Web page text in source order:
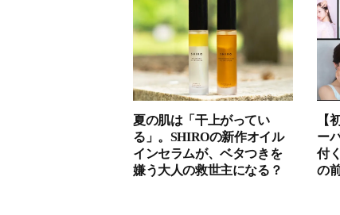
夏の肌は「干上がってい
る」。SHIROの新作オイル
インセラムが、ベタつきを
嫌う大人の救世主になる？
【
ー
付
の